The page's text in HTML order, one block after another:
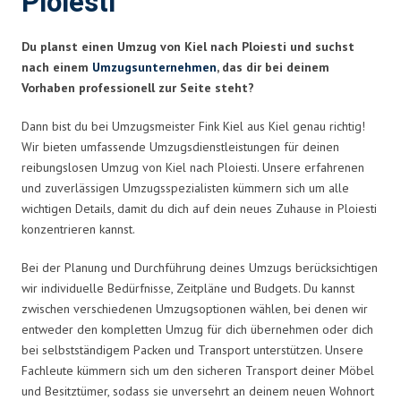
Du planst einen Umzug von Kiel nach Ploiesti und suchst
nach einem Umzugsunternehmen, das dir bei deinem
Vorhaben professionell zur Seite steht?
Dann bist du bei Umzugsmeister Fink Kiel aus Kiel genau richtig!
Wir bieten umfassende Umzugsdienstleistungen für deinen
reibungslosen Umzug von Kiel nach Ploiesti. Unsere erfahrenen
und zuverlässigen Umzugsspezialisten kümmern sich um alle
wichtigen Details, damit du dich auf dein neues Zuhause in Ploiesti
konzentrieren kannst.
Bei der Planung und Durchführung deines Umzugs berücksichtigen
wir individuelle Bedürfnisse, Zeitpläne und Budgets. Du kannst
zwischen verschiedenen Umzugsoptionen wählen, bei denen wir
entweder den kompletten Umzug für dich übernehmen oder dich
bei selbstständigem Packen und Transport unterstützen. Unsere
Fachleute kümmern sich um den sicheren Transport deiner Möbel
und Besitztümer, sodass sie unversehrt an deinem neuen Wohnort